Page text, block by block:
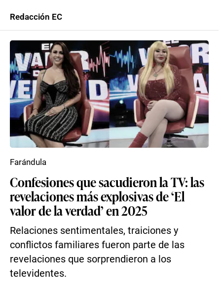
Redacción EC
Confesiones que sacudieron la TV: las
revelaciones más explosivas de ‘El
valor de la verdad’ en 2025
Relaciones sentimentales, traiciones y
conflictos familiares fueron parte de las
revelaciones que sorprendieron a los
televidentes.
Farándula